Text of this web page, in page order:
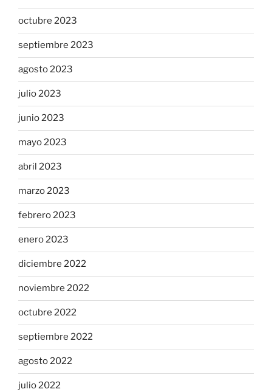
octubre 2023
septiembre 2023
agosto 2023
julio 2023
junio 2023
mayo 2023
abril 2023
marzo 2023
febrero 2023
enero 2023
diciembre 2022
noviembre 2022
octubre 2022
septiembre 2022
agosto 2022
julio 2022